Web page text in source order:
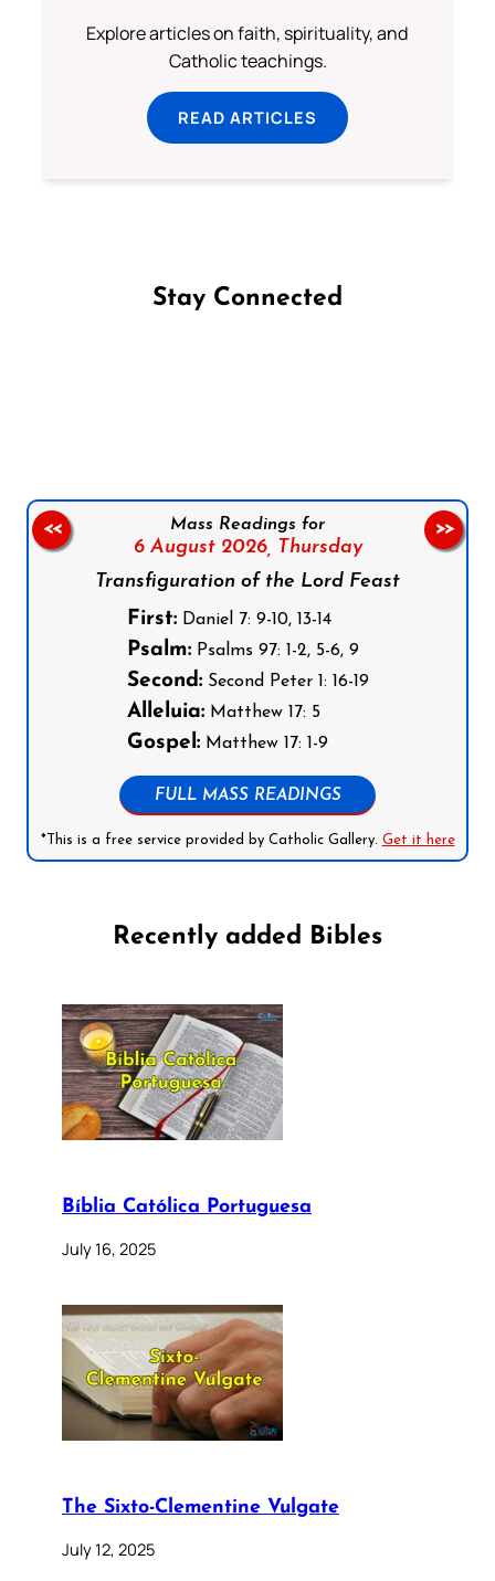
Explore articles on faith, spirituality, and
Catholic teachings.
READ ARTICLES
Stay Connected
Mass Readings for
6 August 2026, Thursday
Transfiguration of the Lord Feast
First:Daniel 7: 9-10, 13-14
Psalm:Psalms 97: 1-2, 5-6, 9
Second:Second Peter 1: 16-19
Alleluia:Matthew 17: 5
Gospel:Matthew 17: 1-9
FULL MASS READINGS
*This is a free service provided by Catholic Gallery. Get it here
<< >>
Recently added Bibles
Bíblia Católica Portuguesa
July 16, 2025
The Sixto-Clementine Vulgate
July 12, 2025